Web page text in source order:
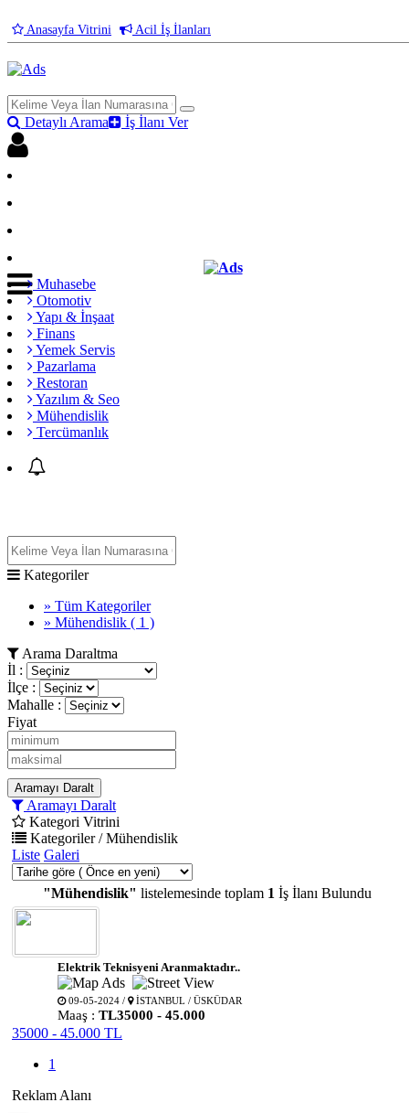
Anasayfa Vitrini Acil İş İlanları
Detaylı Arama İş İlanı Ver
Muhasebe
Otomotiv
Yapı & İnşaat
Finans
Yemek Servis
Pazarlama
Restoran
Yazılım & Seo
Mühendislik
Tercümanlık
Kategoriler
» Tüm Kategoriler
» Mühendislik ( 1 )
Arama Daraltma
İl :
İlçe :
Mahalle :
Fiyat
Aramayı Daralt
Aramayı Daralt
Kategori Vitrini
Kategoriler / Mühendislik
Liste Galeri
"Mühendislik" listelemesinde toplam 1 İş İlanı Bulundu
Elektrik Teknisyeni Aranmaktadır..
09-05-2024 / İSTANBUL / ÜSKÜDAR
Maaş : TL35000 - 45.000
35000 - 45.000 TL
1
Reklam Alanı